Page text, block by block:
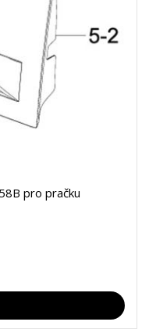
pro pračku